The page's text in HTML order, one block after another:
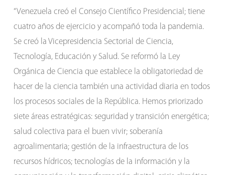
“Venezuela creó el Consejo Científico Presidencial; tiene
cuatro años de ejercicio y acompañó toda la pandemia.
Se creó la Vicepresidencia Sectorial de Ciencia,
Tecnología, Educación y Salud. Se reformó la Ley
Orgánica de Ciencia que establece la obligatoriedad de
hacer de la ciencia también una actividad diaria en todos
los procesos sociales de la República. Hemos priorizado
siete áreas estratégicas: seguridad y transición energética;
salud colectiva para el buen vivir; soberanía
agroalimentaria; gestión de la infraestructura de los
recursos hídricos; tecnologías de la información y la